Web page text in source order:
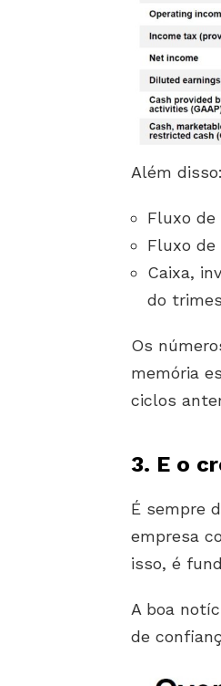
Além disso:
Fluxo de
Fluxo de
Caixa,
do
Os
memória
ciclos
3. E o
É sempre
empresa
isso, é
A boa
de